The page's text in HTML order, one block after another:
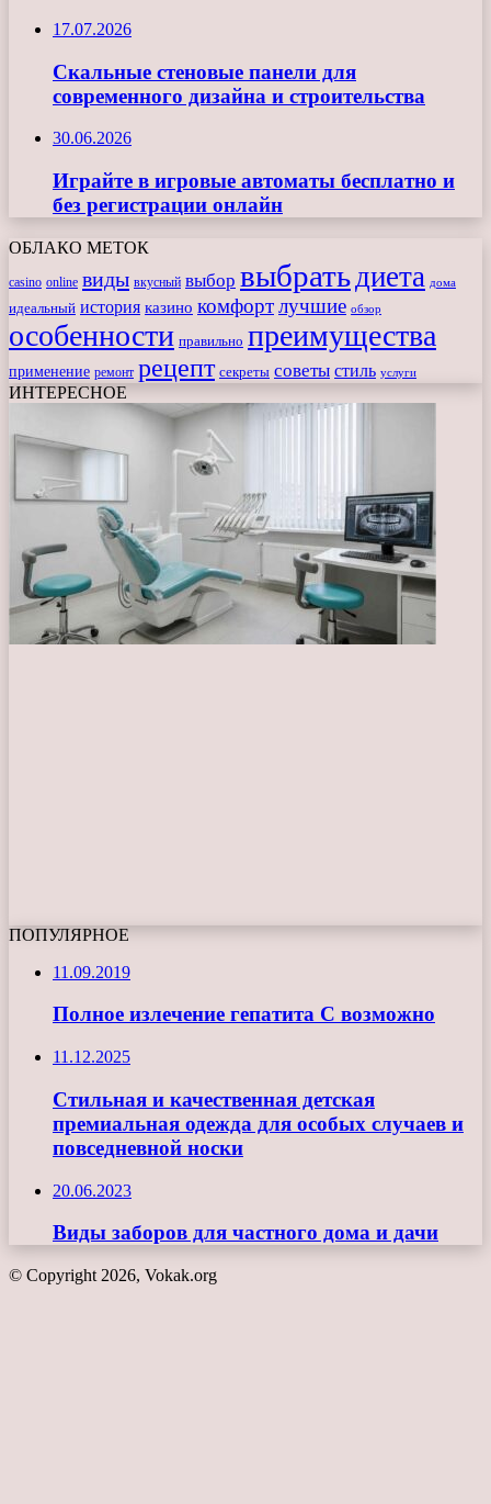
17.07.2026
Скальные стеновые панели для
современного дизайна и строительства
30.06.2026
Играйте в игровые автоматы бесплатно и
без регистрации онлайн
ОБЛАКО МЕТОК
casino online виды вкусный выбор выбрать диета дома
идеальный история казино комфортлучшие обзор
особенности правильно преимущества
применение ремонт рецепт секреты советы стиль услуги
ИНТЕРЕСНОЕ
ПОПУЛЯРНОЕ
11.09.2019
Полное излечение гепатита С возможно
11.12.2025
Стильная и качественная детская
премиальная одежда для особых случаев и
повседневной носки
20.06.2023
Виды заборов для частного дома и дачи
© Copyright 2026, Vokak.org